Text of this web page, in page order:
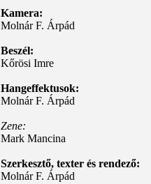
Kamera:
Molnár F. Árpád
Beszél:
Kőrösi Imre
Hangeffektusok:
Molnár F. Árpád
Zene:
Mark Mancina
Szerkesztő, texter és rendező:
Molnár F. Árpád